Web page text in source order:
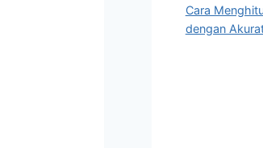
Cara
dengan